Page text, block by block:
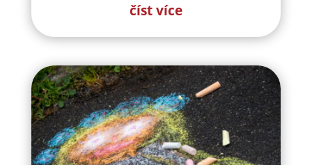
číst více